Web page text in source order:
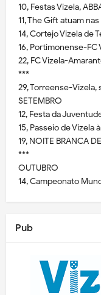
10, Festas Vizela,
11, The Gift atuam
14, Cortejo Vizela de
16, Portimonense-FC
22, FC Vizela-
***
29, Torreense-Vizela,
SETEMBRO
12, Festa da
15, Passeio de Vizela
19, NOITE BRANCA
***
OUTUBRO
14, Campeonato
Pub